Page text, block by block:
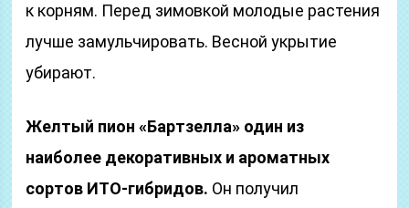
к корням. Перед зимовкой молодые растения
лучше замульчировать. Весной укрытие
убирают.
Желтый пион «Бартзелла» один из
наиболее декоративных и ароматных
сортов ИТО-гибридов. Он получил